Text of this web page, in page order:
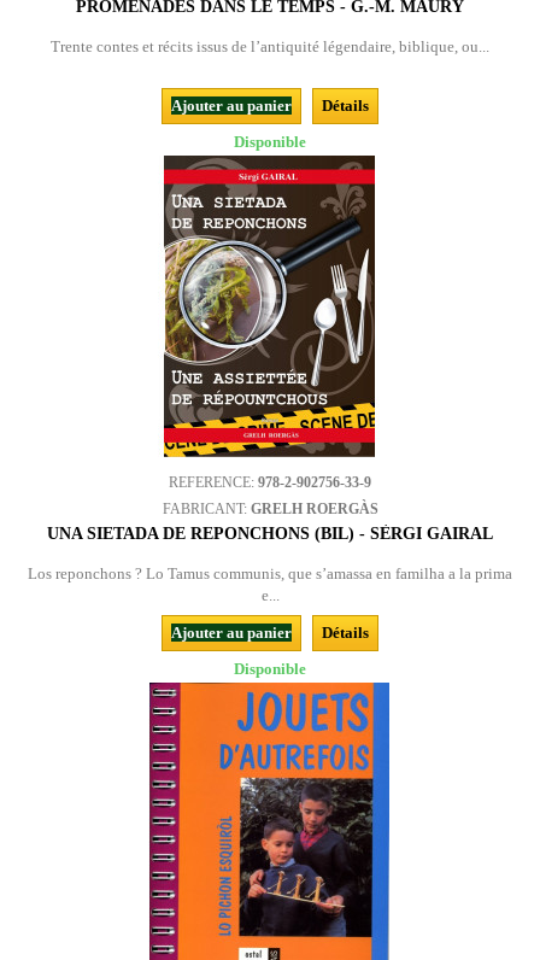
PROMENADES DANS LE TEMPS - G.-M. MAURY
Trente contes et récits issus de l’antiquité légendaire, biblique, ou...
Ajouter au panier
Détails
Disponible
REFERENCE: 978-2-902756-33-9
FABRICANT: GRELH ROERGÀS
UNA SIETADA DE REPONCHONS (BIL) - SÈRGI GAIRAL
Los reponchons ? Lo Tamus communis, que s’amassa en familha a la prima
e...
Ajouter au panier
Détails
Disponible